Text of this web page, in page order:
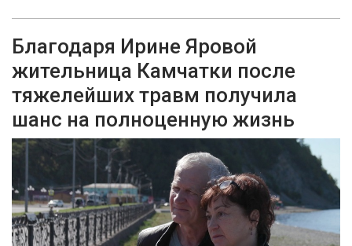
Благодаря Ирине Яровой
жительница Камчатки после
тяжелейших травм получила
шанс на полноценную жизнь